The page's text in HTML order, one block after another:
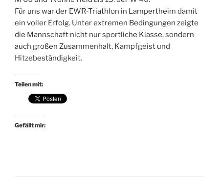
Für uns war der EWR-Triathlon in Lampertheim damit
ein voller Erfolg. Unter extremen Bedingungen zeigte
die Mannschaft nicht nur sportliche Klasse, sondern
auch großen Zusammenhalt, Kampfgeist und
Hitzebeständigkeit.
Teilen mit:
Gefällt mir: